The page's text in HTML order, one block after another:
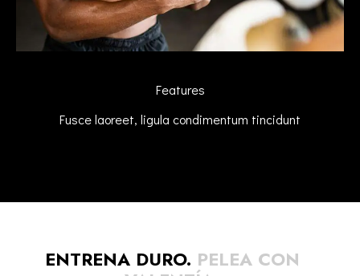
Features
Fusce laoreet, ligula condimentum tincidunt
ENTRENA DURO. PELEA CON